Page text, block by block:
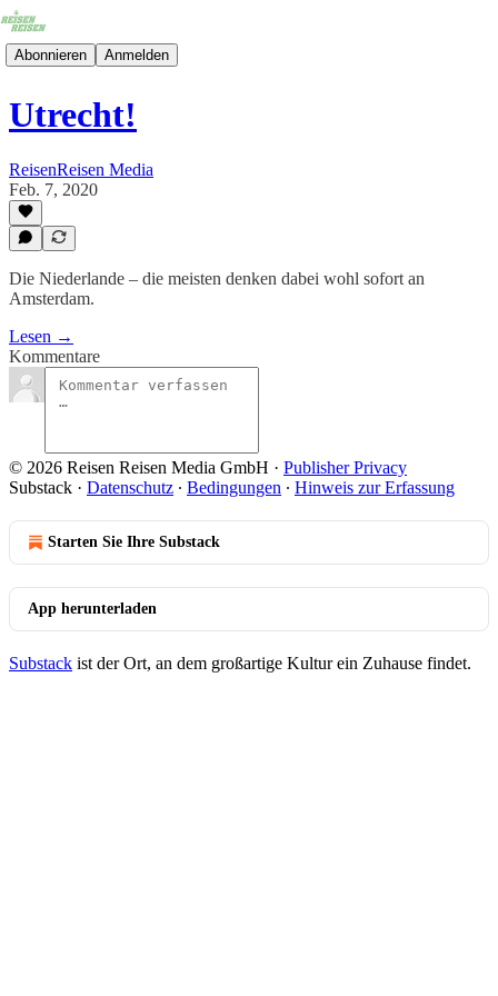
Abonnieren Anmelden
Utrecht!
ReisenReisen Media
Feb. 7, 2020
Die Niederlande – die meisten denken dabei wohl sofort an
Amsterdam.
Lesen →
Kommentare
© 2026 Reisen Reisen Media GmbH · Publisher Privacy
Substack · Datenschutz ∙ Bedingungen ∙ Hinweis zur Erfassung
Starten Sie Ihre Substack
App herunterladen
Substack ist der Ort, an dem großartige Kultur ein Zuhause findet.